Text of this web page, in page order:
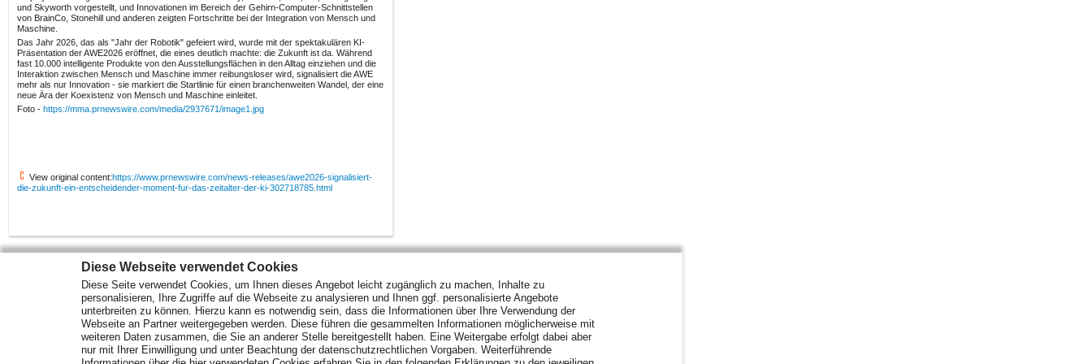
Diese Webseite verwendet Cookies
Diese Seite verwendet Cookies, um Ihnen dieses Angebot leicht zugänglich zu machen, Inhalte zu
personalisieren, Ihre Zugriffe auf die Webseite zu analysieren und Ihnen ggf. personalisierte Angebote
unterbreiten zu können. Hierzu kann es notwendig sein, dass die Informationen über Ihre Verwendung der
Webseite an Partner weitergegeben werden. Diese führen die gesammelten Informationen möglicherweise mit
weiteren Daten zusammen, die Sie an anderer Stelle bereitgestellt haben. Eine Weitergabe erfolgt dabei aber
nur mit Ihrer Einwilligung und unter Beachtung der datenschutzrechtlichen Vorgaben. Weiterführende
und Skyworth vorgestellt, und Innovationen im Bereich der Gehirn-Computer-Schnittstellen
von BrainCo, Stonehill und anderen zeigten Fortschritte bei der Integration von Mensch und
Maschine.
Das Jahr 2026, das als "Jahr der Robotik" gefeiert wird, wurde mit der spektakulären KI-
Präsentation der AWE2026 eröffnet, die eines deutlich machte: die Zukunft ist da. Während
fast 10.000 intelligente Produkte von den Ausstellungsflächen in den Alltag einziehen und die
Interaktion zwischen Mensch und Maschine immer reibungsloser wird, signalisiert die AWE
mehr als nur Innovation - sie markiert die Startlinie für einen branchenweiten Wandel, der eine
neue Ära der Koexistenz von Mensch und Maschine einleitet.
Foto - https://mma.prnewswire.com/media/2937671/image1.jpg
View original content:https://www.prnewswire.com/news-releases/awe2026-signalisiert-
die-zukunft-ein-entscheidender-moment-fur-das-zeitalter-der-ki-302718785.html
Mehr Marktdaten und Kurse finden Sie auf www.finanztreff.de
Wirtschaft
ETF Fonds
Anleihen
Optionsscheine
Rohstoffe